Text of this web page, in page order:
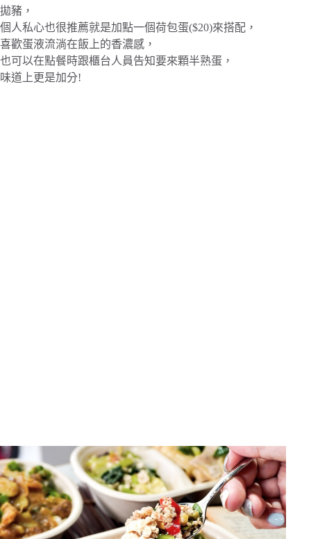
拋豬，
個人私心也很推薦就是加點一個荷包蛋($20)來搭配，
喜歡蛋液流淌在飯上的香濃感，
也可以在點餐時跟櫃台人員告知要來顆半熟蛋，
味道上更是加分!